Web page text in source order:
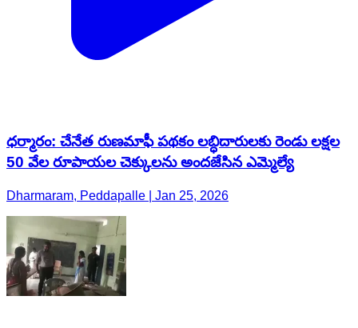
ధర్మారం: చేనేత రుణమాఫీ పథకం లబ్ధిదారులకు రెండు లక్షల
50 వేల రూపాయల చెక్కులను అందజేసిన ఎమ్మెల్యే
Dharmaram, Peddapalle | Jan 25, 2026